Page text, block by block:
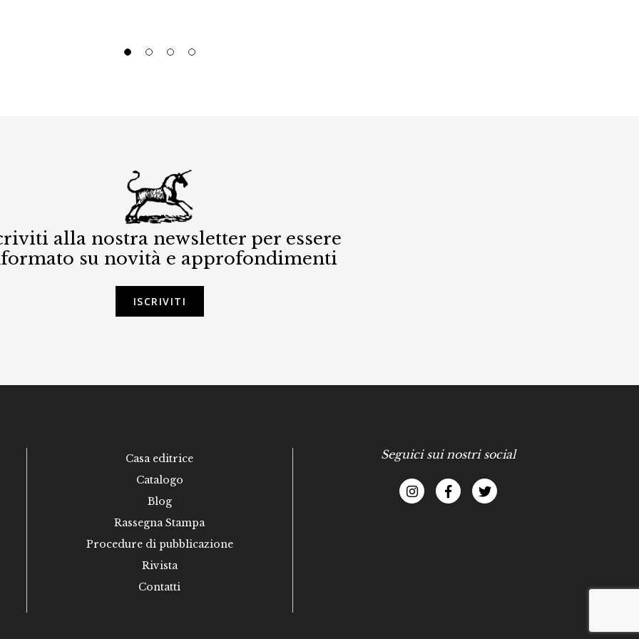
alla nostra newsletter per essere
su novità e approfondimenti
ISCRIVITI
Casa editrice
Catalogo
Blog
Rassegna Stampa
Procedure di pubblicazione
Rivista
Contatti
Seguici sui nostri social